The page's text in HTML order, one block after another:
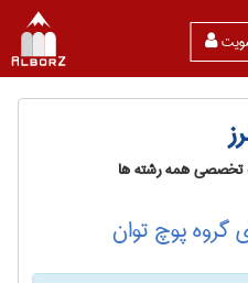
تخصصی همه رشته ها
گروه پوچ توان